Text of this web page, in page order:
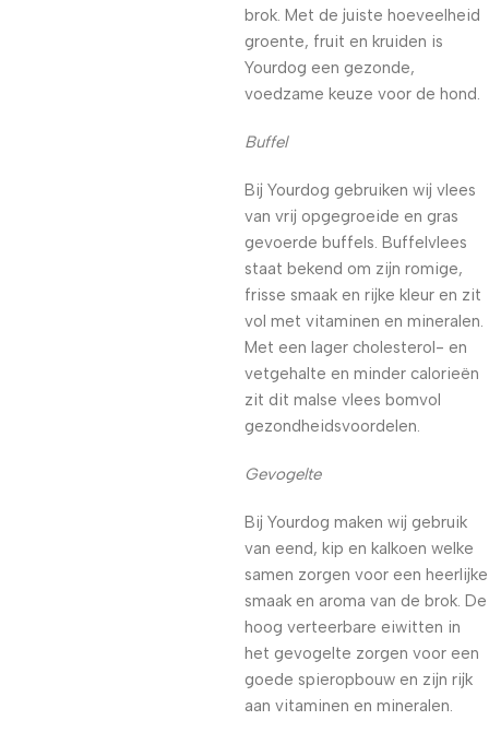
brok. Met de juiste hoeveelheid
groente, fruit en kruiden is
Yourdog een gezonde,
voedzame keuze voor de hond.
Buffel
Bij Yourdog gebruiken wij vlees
van vrij opgegroeide en gras
gevoerde buffels. Buffelvlees
staat bekend om zijn romige,
frisse smaak en rijke kleur en zit
vol met vitaminen en mineralen.
Met een lager cholesterol- en
vetgehalte en minder calorieën
zit dit malse vlees bomvol
gezondheidsvoordelen.
Gevogelte
Bij Yourdog maken wij gebruik
van eend, kip en kalkoen welke
samen zorgen voor een heerlijke
smaak en aroma van de brok. De
hoog verteerbare eiwitten in
het gevogelte zorgen voor een
goede spieropbouw en zijn rijk
aan vitaminen en mineralen.